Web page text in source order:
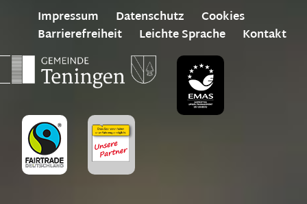
Impressum Datenschutz
Cookies
Barrierefreiheit
Leichte Sprache Kontakt